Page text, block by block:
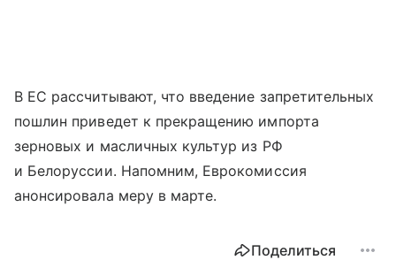
В ЕС рассчитывают, что введение запретительных
пошлин приведет к прекращению импорта
зерновых и масличных культур из РФ
и Белоруссии. Напомним, Еврокомиссия
анонсировала меру в марте.
Поделиться